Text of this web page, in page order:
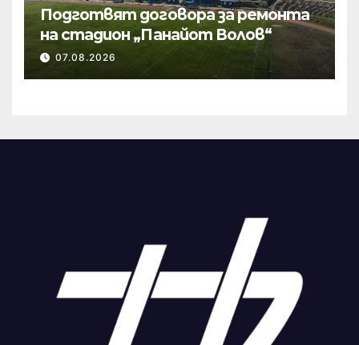
Подготвят договора за ремонта
на стадион „Панайот Волов“
07.08.2026